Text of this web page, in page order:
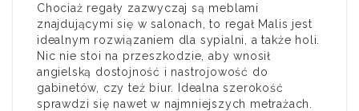
Chociaż regały zazwyczaj są meblami
znajdującymi się w salonach, to regał Malis jest
idealnym rozwiązaniem dla sypialni, a także holi.
Nic nie stoi na przeszkodzie, aby wnosił
angielską dostojność i nastrojowość do
gabinetów, czy też biur. Idealna szerokość
sprawdzi się nawet w najmniejszych metrażach.